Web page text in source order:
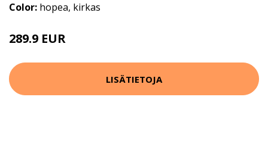
Color: hopea, kirkas
289.9 EUR
LISÄTIETOJA